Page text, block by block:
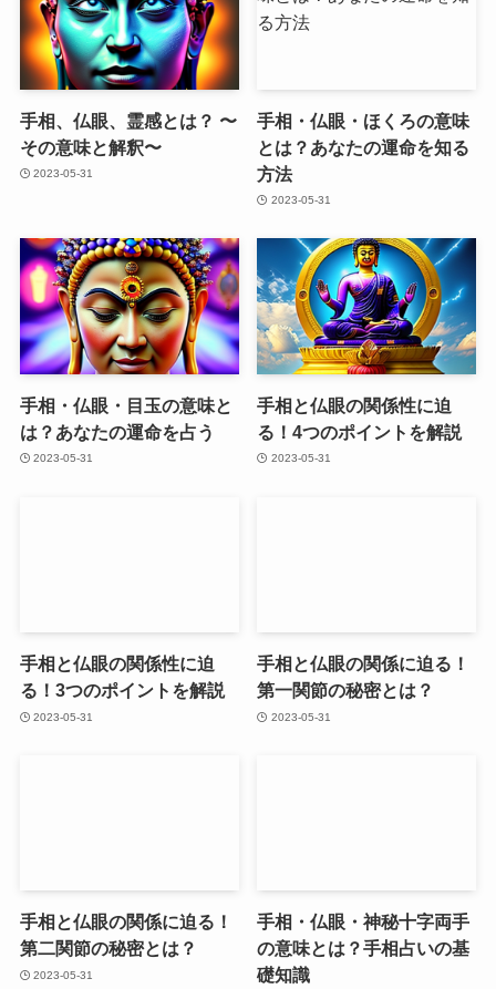
手相、仏眼、霊感とは？ 〜
その意味と解釈〜
2023-05-31
手相・仏眼・ほくろの意味
とは？あなたの運命を知る
方法
2023-05-31
手相・仏眼・目玉の意味と
は？あなたの運命を占う
2023-05-31
手相と仏眼の関係性に迫
る！4つのポイントを解説
2023-05-31
手相と仏眼の関係性に迫
る！3つのポイントを解説
2023-05-31
手相と仏眼の関係に迫る！
第一関節の秘密とは？
2023-05-31
手相と仏眼の関係に迫る！
第二関節の秘密とは？
2023-05-31
手相・仏眼・神秘十字両手
の意味とは？手相占いの基
礎知識